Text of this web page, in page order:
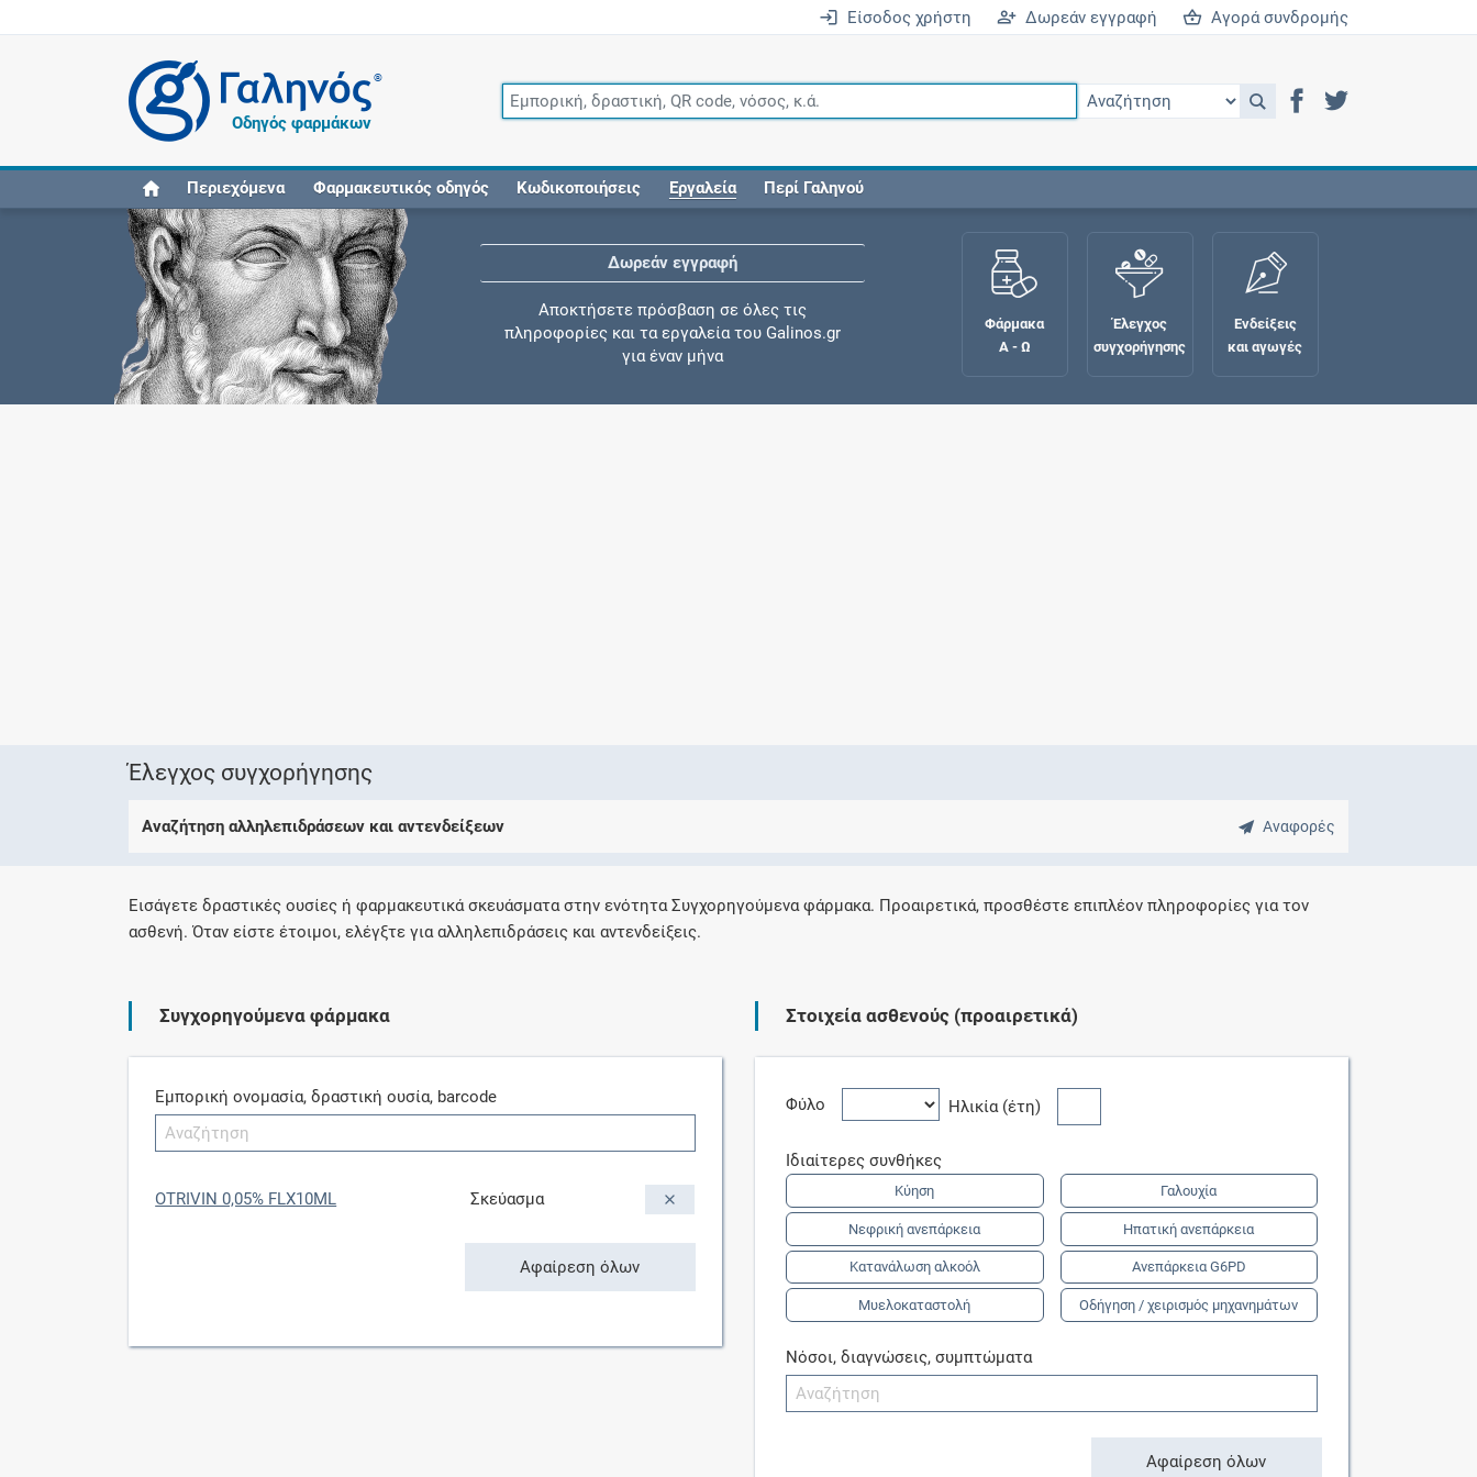
Είσοδος χρήστη Δωρεάν εγγραφή Αγορά συνδρομής
®
Οδηγός φαρμάκων
Περιεχόμενα Φαρμακευτικός οδηγός Κωδικοποιήσεις Εργαλεία Περί Γαληνού
Δωρεάν εγγραφή
Αποκτήσετε πρόσβαση σε όλες τις
πληροφορίες και τα εργαλεία του Galinos.gr
για έναν μήνα
Ενημερωθείτε για την ασφάλεια χορήγησης
ενός φαρμάκου κατά τη διάρκεια της
Συνδρομές
Μάθετε περισσότερα για τα οφέλη και τις
προγραμμάτων
Ενδείξεις και αγωγές
Φάρμακα
Α - Ω
Έλεγχος
συγχορήγησης
Ενδείξεις
και αγωγές
Έλεγχος συγχορήγησης
Αναφορές
Αναζήτηση αλληλεπιδράσεων και αντενδείξεων
Εισάγετε δραστικές ουσίες ή φαρμακευτικά σκευάσματα στην ενότητα Συγχορηγούμενα φάρμακα. Προαιρετικά, προσθέστε επιπλέον πληροφορίες για τον
ασθενή. Όταν είστε έτοιμοι, ελέγξτε για αλληλεπιδράσεις και αντενδείξεις.
Συγχορηγούμενα φάρμακα
Εμπορική ονομασία, δραστική ουσία, barcode
OTRIVIN 0,05% FLX10ML Σκεύασμα
Αφαίρεση όλων
Στοιχεία ασθενούς (προαιρετικά)
Φύλο Ηλικία (έτη)
Ιδιαίτερες συνθήκες
Κύηση
Νεφρική ανεπάρκεια
Κατανάλωση αλκοόλ
Μυελοκαταστολή
Γαλουχία
Ηπατική ανεπάρκεια
Ανεπάρκεια G6PD
Οδήγηση / χειρισμός μηχανημάτων
Νόσοι, διαγνώσεις, συμπτώματα
Αφαίρεση όλων